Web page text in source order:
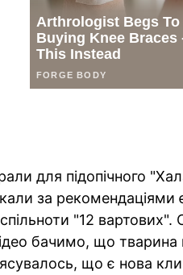
для підопічного
за
"12
бачимо, що тварина
що є нова